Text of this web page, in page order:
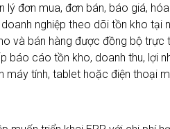
lý đơn mua, đơn bán, báo giá,
nghiệp theo dõi tồn kho tại
và bán hàng được đồng bộ trực
báo cáo tồn kho, doanh thu, lợi
máy tính, tablet hoặc điện thoại